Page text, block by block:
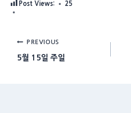
Post Views: 25
Post
navigation
PREVIOUS
5월 15일 주일